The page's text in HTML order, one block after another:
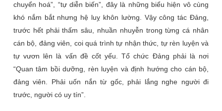
chuyển hoá”, “tự diễn biến”, đây là những biểu hiện vô cùng
khó nắm bắt nhưng hệ luỵ khôn lường. Vậy công tác Đảng,
trước hết phải thấm sâu, nhuần nhuyễn trong từng cá nhân
cán bộ, đảng viên, coi quá trình tự nhận thức, tự rèn luyện và
tự vươn lên là vấn đề cốt yếu. Tổ chức Đảng phải là nơi
“Quan tâm bồi dưỡng, rèn luyện và định hướng cho cán bộ,
đảng viên. Phải uốn nắn từ gốc, phải lắng nghe người đi
trước, người có uy tín”.